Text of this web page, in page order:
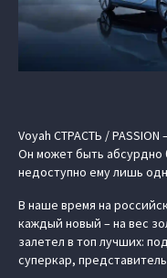
Voyah СТРАСТЬ /
Он может быть
недоступно ему лишь
В наше время на
каждый новый – на вес
залетел в топ лучших:
суперкар,